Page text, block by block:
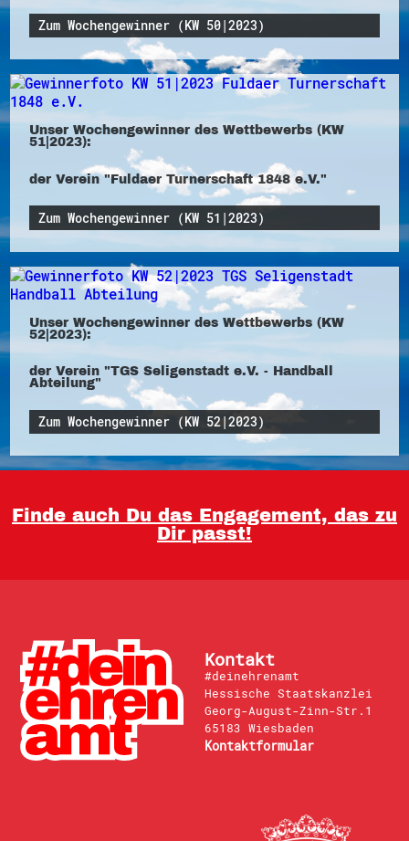
Zum Wochengewinner (KW 50|2023)
Unser Wochengewinner des Wettbewerbs (KW
51|2023):
der Verein "Fuldaer Turnerschaft 1848 e.V."
Zum Wochengewinner (KW 51|2023)
Unser Wochengewinner des Wettbewerbs (KW
52|2023):
der Verein "TGS Seligenstadt e.V. - Handball
Abteilung"
Zum Wochengewinner (KW 52|2023)
Finde auch Du das Engagement, das zu
Dir passt!
Kontakt
#deinehrenamt
Hessische Staatskanzlei
Georg-August-Zinn-Str.1
65183 Wiesbaden
Kontaktformular